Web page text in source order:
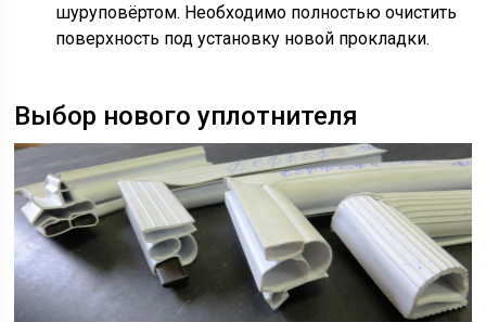
шуруповёртом. Необходимо полностью очистить
поверхность под установку новой прокладки.
Выбор нового уплотнителя